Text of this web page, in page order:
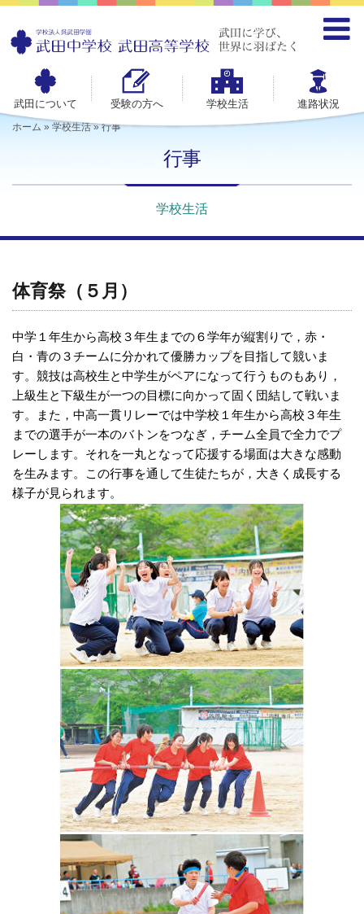
武田について 受験の方へ 学校生活 進路状況
ホーム » 学校生活»行事
行事
学校生活
体育祭（５月）
中学１年生から高校３年生までの６学年が縦割りで，赤・
白・青の３チームに分かれて優勝カップを目指して競いま
す。競技は高校生と中学生がペアになって行うものもあり，
上級生と下級生が一つの目標に向かって固く団結して戦いま
す。また，中高一貫リレーでは中学校１年生から高校３年生
までの選手が一本のバトンをつなぎ，チーム全員で全力でプ
レーします。それを一丸となって応援する場面は大きな感動
を生みます。この行事を通して生徒たちが，大きく成長する
様子が見られます。